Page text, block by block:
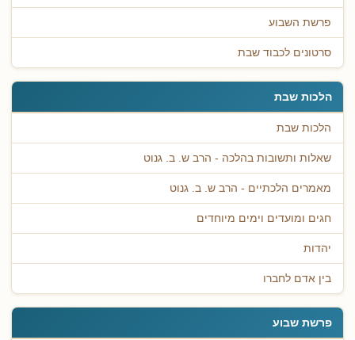
פרשת השבוע
סרטונים לכבוד שבת
הלכות שבת
הלכות שבת
שאלות ותשובות בהלכה - הרב ש. ב. גנוט
מאמרים הלכתיים - הרב ש. ב. גנוט
חגים ומועדים וימים מיוחדים
יהדות
בין אדם לחברו
פרשת שבוע